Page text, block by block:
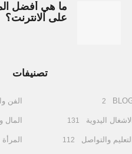
ما هي أفضل
على الانترنت؟
تصنيفات
2
الاشغال اليدوية 131
التعليم والتواصل 112
الفن
المال